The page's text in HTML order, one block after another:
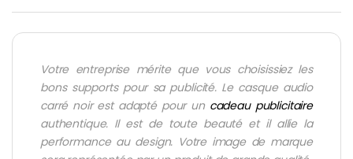
Votre entreprise mérite que vous choisissiez les
bons supports pour sa publicité. Le casque audio
carré noir est adapté pour un cadeau publicitaire
authentique. Il est de toute beauté et il allie la
performance au design. Votre image de marque